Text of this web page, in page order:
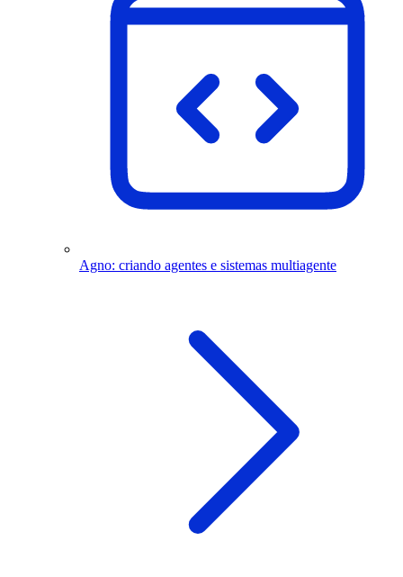
Agno: criando agentes e sistemas multiagente